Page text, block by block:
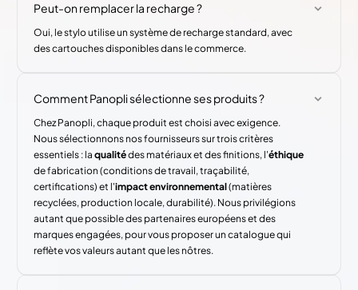
Peut-on remplacer la recharge ?
Oui, le stylo utilise un système de recharge standard, avec
des cartouches disponibles dans le commerce.
Comment Panopli sélectionne ses produits ?
Chez Panopli, chaque produit est choisi avec exigence.
Nous sélectionnons nos fournisseurs sur trois critères
essentiels : laqualitédes matériaux et des finitions, l'éthique
de fabrication (conditions de travail, traçabilité,
certifications) et l'impact environnemental(matières
recyclées, production locale, durabilité). Nous privilégions
autant que possible des partenaires européens et des
marques engagées, pour vous proposer un catalogue qui
reflète vos valeurs autant que les nôtres.